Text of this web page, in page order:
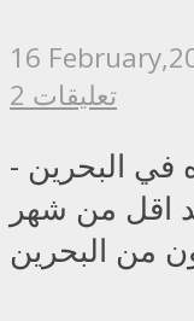
16
2 تعليقات
البحرين -
اقل من شهر
من البحرين